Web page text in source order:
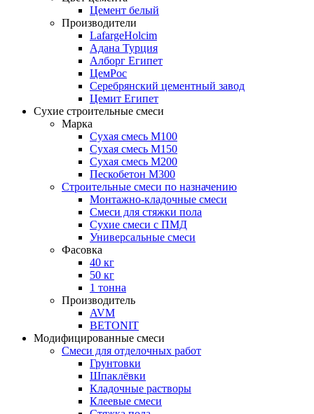
Цемент белый
Производители
LafargeHolcim
Адана Турция
Алборг Египет
ЦемРос
Серебрянский цементный завод
Цемит Египет
Сухие строительные смеси
Марка
Сухая смесь М100
Сухая смесь М150
Сухая смесь М200
Пескобетон М300
Строительные смеси по назначению
Монтажно-кладочные смеси
Смеси для стяжки пола
Сухие смеси с ПМД
Универсальные смеси
Фасовка
40 кг
50 кг
1 тонна
Производитель
AVM
BETONIT
Модифицированные смеси
Смеси для отделочных работ
Грунтовки
Шпаклёвки
Кладочные растворы
Клеевые смеси